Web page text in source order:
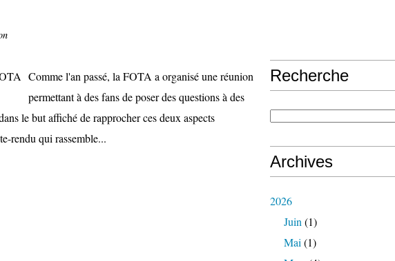
Comme l'an passé, la FOTA a organisé une réunion
permettant à des fans de poser des questions à des
le but affiché de rapprocher ces deux aspects
rendu qui rassemble...
Recherche
Archives
2026
Juin (1)
Mai (1)